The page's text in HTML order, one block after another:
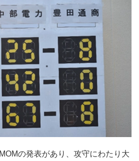
の発表があり、攻守にわたり大